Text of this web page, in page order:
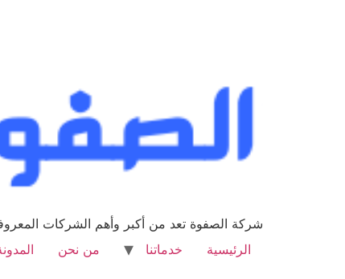
شركة الصفوة تعد من أكبر وأهم الشركات
الرئيسية
خدماتنا من نحن